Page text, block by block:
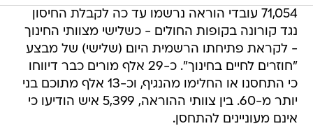
71,054 עובדי הוראה נרשמו עד כה לקבלת החיסון
נגד קורונה בקופות החולים - כשלישי מצוותי החינוך
- לקראת פתיחתו הרשמית היום (שלישי) של מבצע
"חוזרים לחיים בחינוך". כ-29 אלף מורים כבר דיווחו
כי התחסנו או החלימו מהנגיף, וכ-13 אלף מתוכם בני
יותר מ-60. בין צוותי ההוראה, 5,399 איש הודיעו כי
אינם מעוניינים להתחסן.